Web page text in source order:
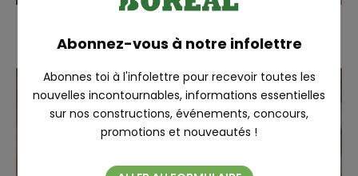
Conseiller aux ventes
Abonnez-vous à notre infolettre
Abonnes toi à l'infolettre pour recevoir toutes les
nouvelles incontournables, informations essentielles
sur nos constructions, événements, concours,
promotions et nouveautés !
Fermer